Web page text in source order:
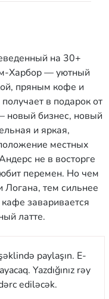
на 30+
Харбор — уютный
пряным кофе и
в подарок от
новый бизнес, новый
и яркая,
местных
не в восторге
перемен. Но чем
Логана, тем сильнее
заваривается
латте.
paylaşın. E-
Yazdığınız rəy
ediləcək.